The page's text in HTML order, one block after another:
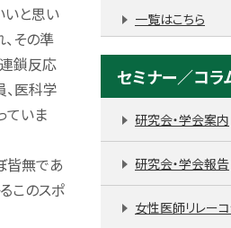
いと思い
その準
鎖反応
、医科学
ていま
皆無であ
このスポ
一覧はこちら
セミナー／コラ
研究会・学会案内
研究会・学会報告
女性医師リレー